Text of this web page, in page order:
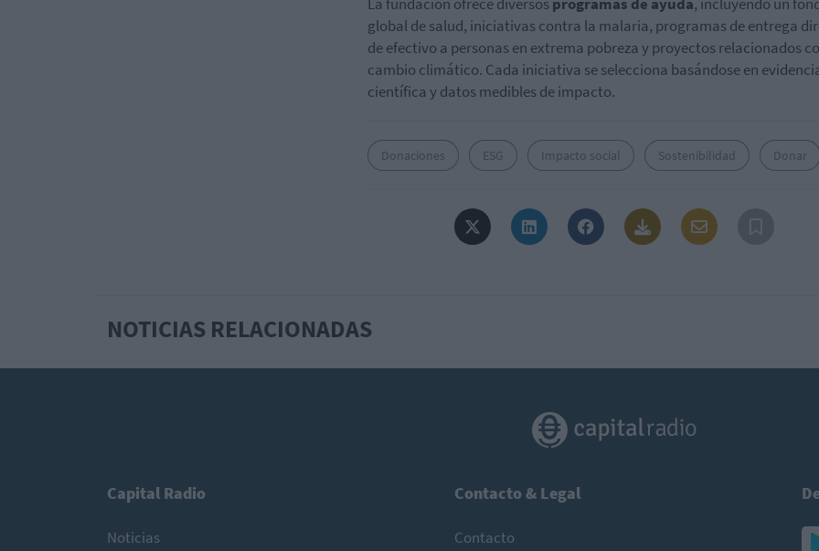
global de salud, iniciativas contra la malaria, programas de entrega
de efectivo a personas en extrema pobreza y proyectos relacionados
cambio climático. Cada iniciativa se selecciona basándose en
científica y datos medibles de impacto.
Donaciones ESG Impacto social Sostenibilidad Donar
NOTICIAS RELACIONADAS
Capital Radio
Noticias
Contacto & Legal
Contacto